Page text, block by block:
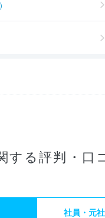
する評判・口
社員・元